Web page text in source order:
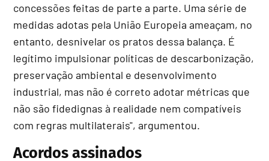
concessões feitas de parte a parte. Uma série de
medidas adotas pela União Europeia ameaçam, no
entanto, desnivelar os pratos dessa balança. É
legítimo impulsionar políticas de descarbonização,
preservação ambiental e desenvolvimento
industrial, mas não é correto adotar métricas que
não são fidedignas à realidade nem compatíveis
com regras multilaterais", argumentou.
Acordos assinados